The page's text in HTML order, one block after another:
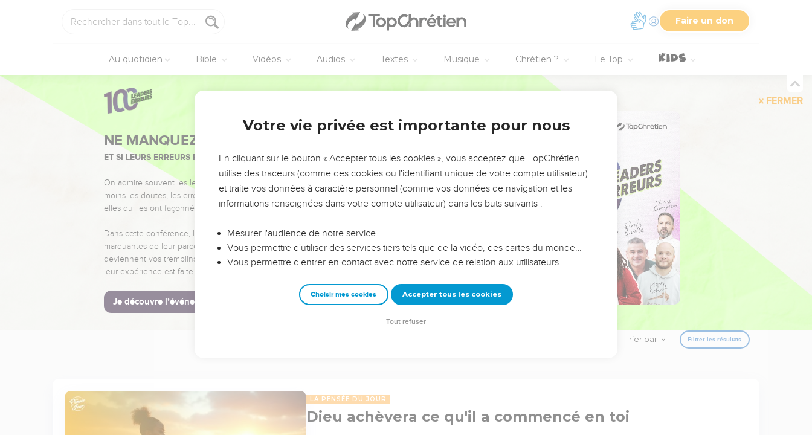
Faire un don
Au quotidien Bible Vidéos Audios Textes Musique Chrétien ? Le Top
FERMER
NE MANQUEZ PAS L’ÉVÉNEMENT DE L’ANNÉE !
ET SI LEURS ERREURS POUVAIENT VOUS ÉVITER LES VOTRES ?
On admire souvent les leaders pour leurs réussites, leur impact, leur foi ou leur vision. Mais on voit
moins les doutes, les erreurs et les saisons difficiles qu'ils ont traversés, alors même que ce sont
elles qui les ont façonnés.
Dans cette conférence, leaders, entrepreneurs, et responsables reviennent sur les erreurs
marquantes de leur parcours et les clés pour avancer avec plus de sagesse afin que leurs erreurs
deviennent vos tremplins. Que vous guidiez un ministère, une équipe, un groupe ou une famille,
leur expérience est faite pour vous.
Je découvre l’événement
Trier par Filtrer les résultats
LA PENSÉE DU JOUR
Dieu achèvera ce qu'il a commencé en toi
Votre vie privée est importante pour nous
En cliquant sur le bouton « Accepter tous les cookies », vous acceptez que TopChrétien
utilise des traceurs (comme des cookies ou l'identifiant unique de votre compte utilisateur)
et traite vos données à caractère personnel (comme vos données de navigation et les
informations renseignées dans votre compte utilisateur) dans les buts suivants :
Mesurer l'audience de notre service
Vous permettre d'utiliser des services tiers tels que de la vidéo, des cartes du monde…
Vous permettre d'entrer en contact avec notre service de relation aux utilisateurs.
Choisir mes cookies Accepter tous les cookies
Tout refuser